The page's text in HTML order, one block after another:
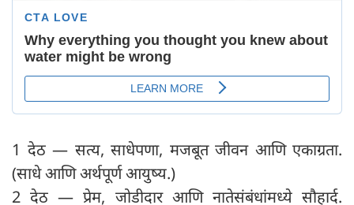
1 देठ — सत्य, साधेपणा, मजबूत जीवन आणि एकाग्रता.
(साधे आणि अर्थपूर्ण आयुष्य.)
2 देठ — प्रेम, जोडीदार आणि नातेसंबंधांमध्ये सौहार्द.